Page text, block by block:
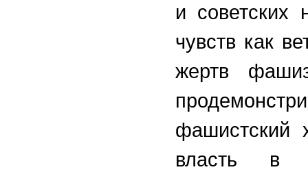
и советских
чувств как
жертв
фашистский
власть в